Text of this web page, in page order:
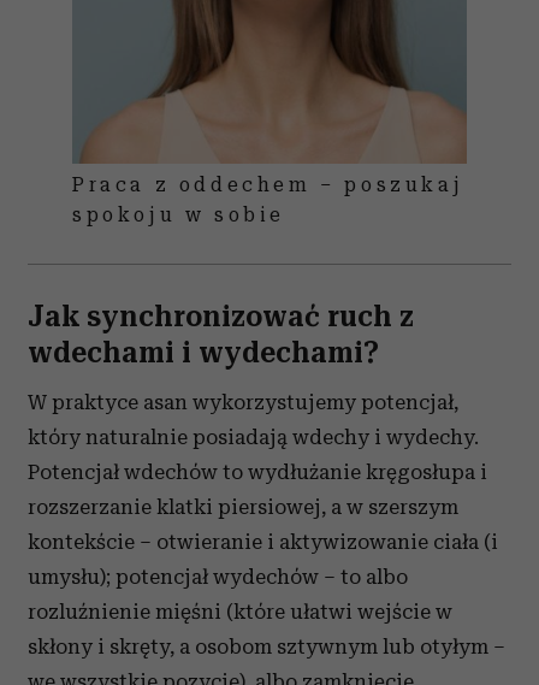
Praca z oddechem – poszukaj
spokoju w sobie
Jak synchronizować ruch z
wdechami i wydechami?
W praktyce asan wykorzystujemy potencjał,
który naturalnie posiadają wdechy i wydechy.
Potencjał wdechów to wydłużanie kręgosłupa i
rozszerzanie klatki piersiowej, a w szerszym
kontekście – otwieranie i aktywizowanie ciała (i
umysłu); potencjał wydechów – to albo
rozluźnienie mięśni (które ułatwi wejście w
skłony i skręty, a osobom sztywnym lub otyłym –